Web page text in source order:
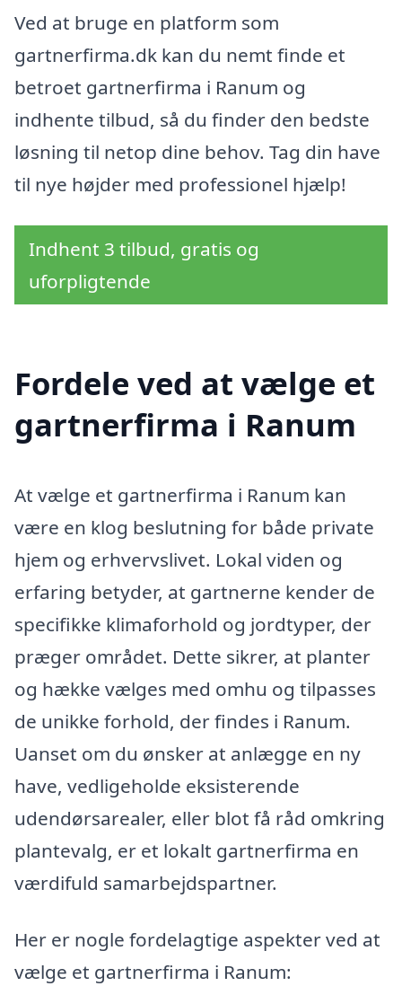
Ved at bruge en platform som
gartnerfirma.dk kan du nemt finde et
betroet gartnerfirma i Ranum og
indhente tilbud, så du finder den bedste
løsning til netop dine behov. Tag din have
til nye højder med professionel hjælp!
Indhent 3 tilbud, gratis og
uforpligtende
Fordele ved at vælge et
gartnerfirma i Ranum
At vælge et gartnerfirma i Ranum kan
være en klog beslutning for både private
hjem og erhvervslivet. Lokal viden og
erfaring betyder, at gartnerne kender de
specifikke klimaforhold og jordtyper, der
præger området. Dette sikrer, at planter
og hække vælges med omhu og tilpasses
de unikke forhold, der findes i Ranum.
Uanset om du ønsker at anlægge en ny
have, vedligeholde eksisterende
udendørsarealer, eller blot få råd omkring
plantevalg, er et lokalt gartnerfirma en
værdifuld samarbejdspartner.
Her er nogle fordelagtige aspekter ved at
vælge et gartnerfirma i Ranum: